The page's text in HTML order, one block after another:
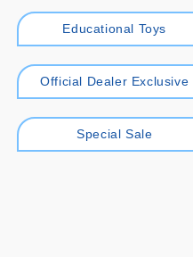
Educational Toys
Official Dealer Exclusive
Special Sale